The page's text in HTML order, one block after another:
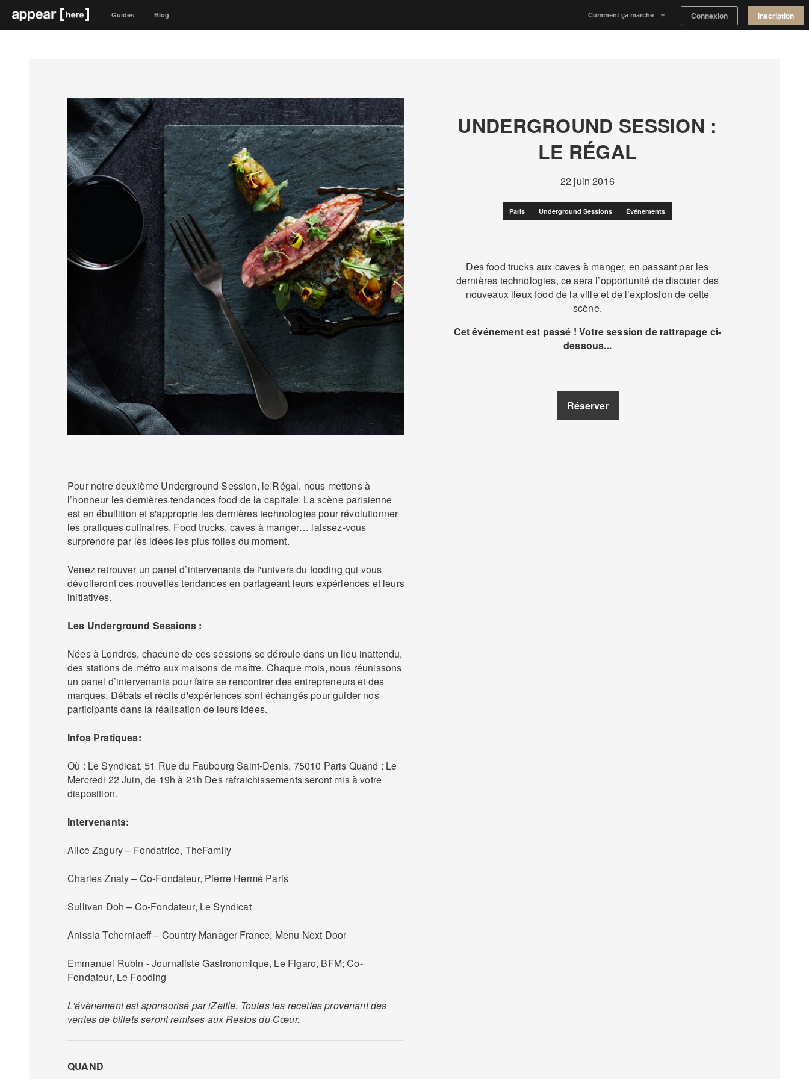
Guides Blog Comment ça marche
Tableau de Bord Propriétaire
Connexion Inscription
UNDERGROUND SESSION :
LE RÉGAL
22 juin 2016
Paris Underground Sessions Événements
Des food trucks aux caves à manger, en passant par les
dernières technologies, ce sera l’opportunité de discuter des
nouveaux lieux food de la ville et de l’explosion de cette
scène.
Cet événement est passé ! Votre session de rattrapage ci-
dessous...
Réserver
Pour notre deuxième Underground Session, le Régal, nous mettons à
l’honneur les dernières tendances food de la capitale. La scène parisienne
est en ébullition et s'approprie les dernières technologies pour révolutionner
les pratiques culinaires. Food trucks, caves à manger… laissez-vous
surprendre par les idées les plus folles du moment.
Venez retrouver un panel d’intervenants de l'univers du fooding qui vous
dévoileront ces nouvelles tendances en partageant leurs expériences et leurs
initiatives.
Les Underground Sessions :
Nées à Londres, chacune de ces sessions se déroule dans un lieu inattendu,
des stations de métro aux maisons de maître. Chaque mois, nous réunissons
un panel d’intervenants pour faire se rencontrer des entrepreneurs et des
marques. Débats et récits d'expériences sont échangés pour guider nos
participants dans la réalisation de leurs idées.
Infos Pratiques:
Où : Le Syndicat, 51 Rue du Faubourg Saint-Denis, 75010 Paris Quand : Le
Mercredi 22 Juin, de 19h à 21h Des rafraichissements seront mis à votre
disposition.
Intervenants:
Alice Zagury – Fondatrice, TheFamily
Charles Znaty – Co-Fondateur, Pierre Hermé Paris
Sullivan Doh – Co-Fondateur, Le Syndicat
Anissia Tcherniaeff – Country Manager France, Menu Next Door
Emmanuel Rubin - Journaliste Gastronomique, Le Figaro, BFM; Co-
Fondateur, Le Fooding
L'évènement est sponsorisé par iZettle. Toutes les recettes provenant des
ventes de billets seront remises aux Restos du Cœur.
QUAND